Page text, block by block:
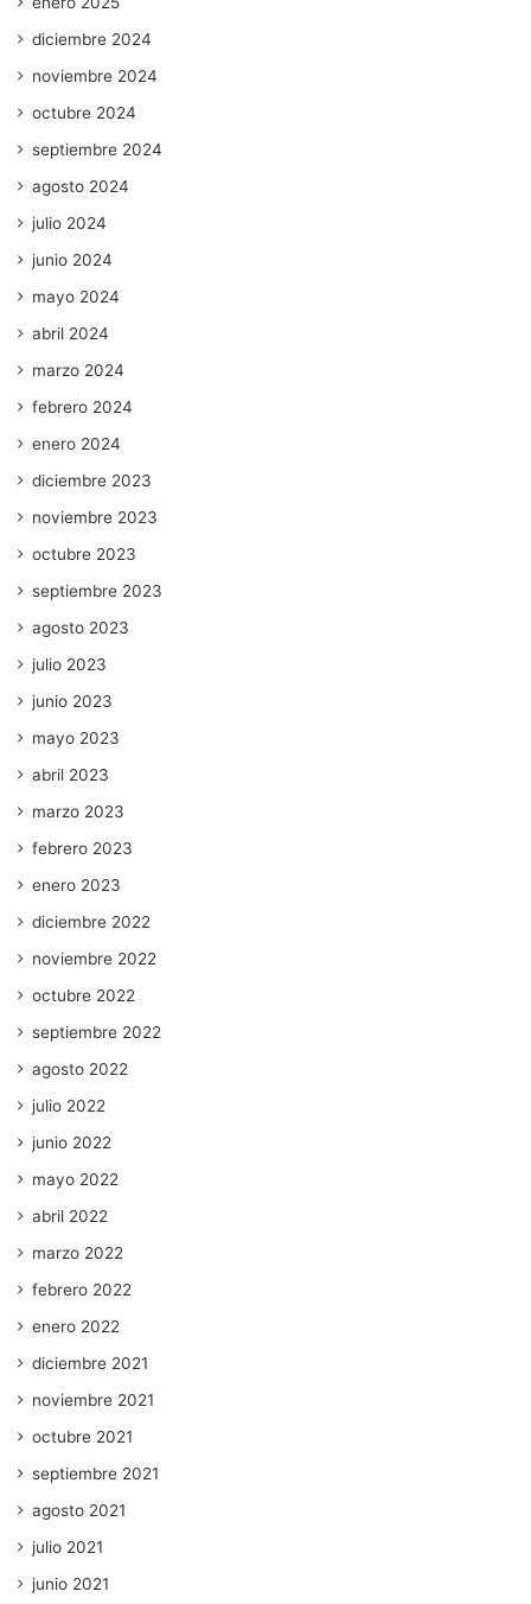
diciembre 2024
noviembre 2024
octubre 2024
septiembre 2024
agosto 2024
julio 2024
junio 2024
mayo 2024
abril 2024
marzo 2024
febrero 2024
enero 2024
diciembre 2023
noviembre 2023
octubre 2023
septiembre 2023
agosto 2023
julio 2023
junio 2023
mayo 2023
abril 2023
marzo 2023
febrero 2023
enero 2023
diciembre 2022
noviembre 2022
octubre 2022
septiembre 2022
agosto 2022
julio 2022
junio 2022
mayo 2022
abril 2022
marzo 2022
febrero 2022
enero 2022
diciembre 2021
noviembre 2021
octubre 2021
septiembre 2021
agosto 2021
julio 2021
junio 2021